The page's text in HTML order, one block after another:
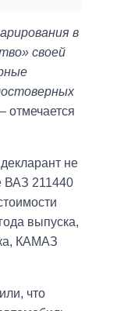
в
своей
отмечается
не
ВАЗ 211440
выпуска,
КАМАЗ
что